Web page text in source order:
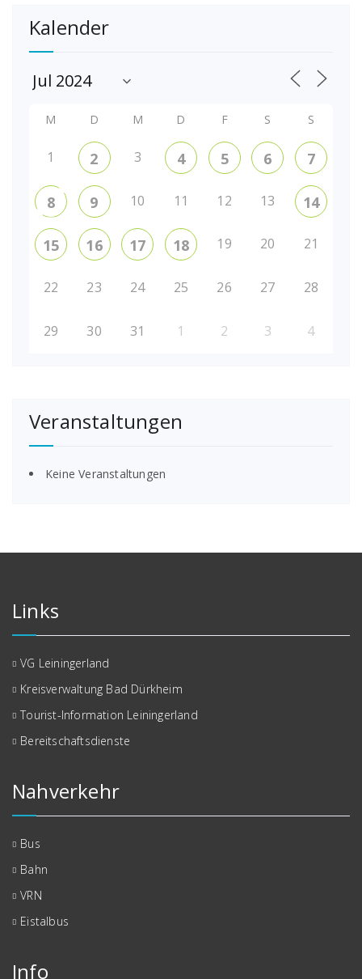
Kalender
M D M D F S S
1 2 3 4 5 6 7
8 9 10 11 12 13 14
15 16 17 18 19 20 21
22 23 24 25 26 27 28
29 30 31 1 2 3 4
Veranstaltungen
Keine Veranstaltungen
Links
VG Leiningerland
Kreisverwaltung Bad Dürkheim
Tourist-Information Leiningerland
Bereitschaftsdienste
Nahverkehr
Bus
Bahn
VRN
Eistalbus
Info